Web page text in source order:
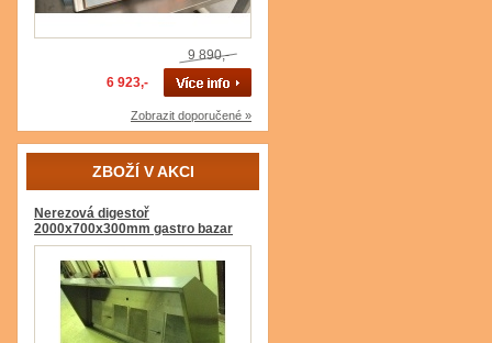
9 890,-
6 923,-
Zobrazit doporučené »
ZBOŽÍ V AKCI
Nerezová digestoř
2000x700x300mm gastro bazar